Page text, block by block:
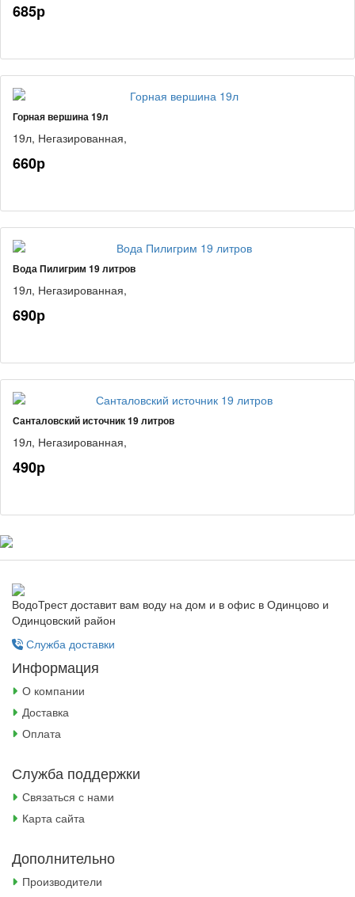
685р
Горная вершина 19л
19л, Негазированная,
660р
Вода Пилигрим 19 литров
19л, Негазированная,
690р
Санталовский источник 19 литров
19л, Негазированная,
490р
ВодоТрест доставит вам воду на дом и в офис в Одинцово и
Одинцовский район
Служба доставки
Информация
О компании
Доставка
Оплата
Служба поддержки
Связаться с нами
Карта сайта
Дополнительно
Производители